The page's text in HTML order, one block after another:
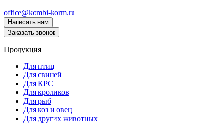
office@kombi-korm.ru
Написать нам
Заказать звонок
Продукция
Для птиц
Для свиней
Для КРС
Для кроликов
Для рыб
Для коз и овец
Для других животных